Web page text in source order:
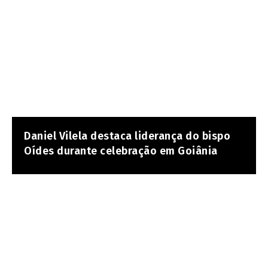
Daniel Vilela destaca liderança do bispo
Oídes durante celebração em Goiânia